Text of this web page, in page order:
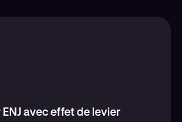
avec effet de levier